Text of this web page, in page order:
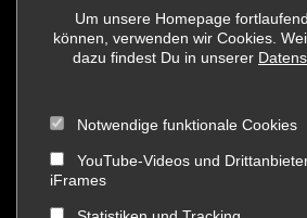
Sportstätten
Social Media
Um unsere Homepage
können, verwenden wir Cookies.
dazu findest Du in unserer
Notwendige funktionale Cookies
YouTube-Videos und
iFrames